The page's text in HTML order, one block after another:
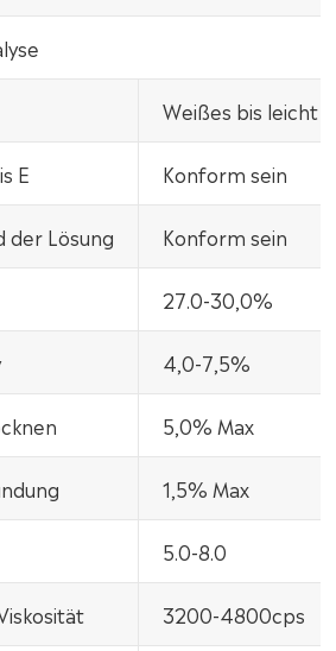
Weißes bis leicht
E Konform sein
der Lösung Konform sein
27.0-30,0%
4,0-7,5%
5,0% Max
1,5% Max
5.0-8.0
3200-4800cps